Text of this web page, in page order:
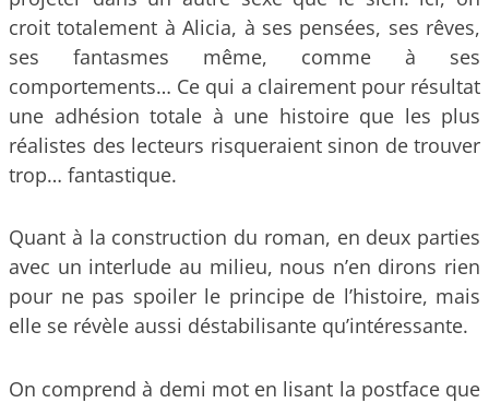
croit totalement à Alicia, à ses pensées, ses rêves,
ses fantasmes même, comme à ses
comportements… Ce qui a clairement pour résultat
une adhésion totale à une histoire que les plus
réalistes des lecteurs risqueraient sinon de trouver
trop… fantastique.
Quant à la construction du roman, en deux parties
avec un interlude au milieu, nous n’en dirons rien
pour ne pas spoiler le principe de l’histoire, mais
elle se révèle aussi déstabilisante qu’intéressante.
On comprend à demi mot en lisant la postface que